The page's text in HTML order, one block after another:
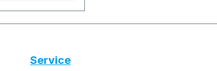
Service